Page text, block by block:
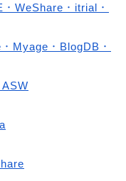
． WeShare ． itrial ．
． Myage ． BlogDB ．
ASW